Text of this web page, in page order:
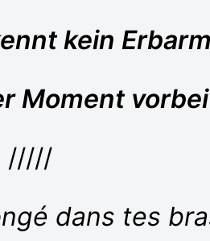
kein
Moment vorbei
/////
dans tes